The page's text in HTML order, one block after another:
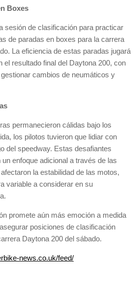
Boxes
sesión de clasificación para practicar
de paradas en boxes para la carrera
La eficiencia de estas paradas jugará
el resultado final del Daytona 200, con
cambios de neumáticos y
permanecieron cálidas bajo los
los pilotos tuvieron que lidiar con
del speedway. Estas desafiantes
enfoque adicional a través de las
la estabilidad de las motos,
variable a considerar en su
promete aún más emoción a medida
posiciones de clasificación
Daytona 200 del sábado.
news.co.uk/feed/